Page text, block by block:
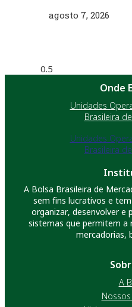
agosto 7, 2026
Onde
Unidades
Brasileira
Unidades
Brasileira
A Bolsa Brasileira de
sem fins lucrativos e
organizar, desenvolver e
sistemas que permitem a
mercadorias,
A